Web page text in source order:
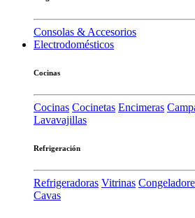
Consolas & Accesorios
Electrodomésticos
Cocinas
Cocinas Cocinetas Encimeras
Lavavajillas
Refrigeración
Refrigeradoras Vitrinas
Cavas